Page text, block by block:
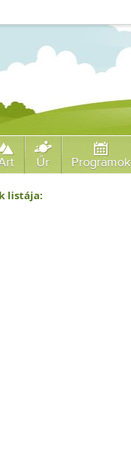
Űr Programok
listája: